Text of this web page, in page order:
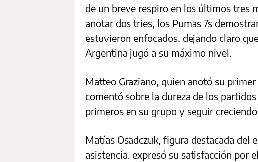
de un breve respiro en los últimos tres
anotar dos tries, los Pumas 7s
estuvieron enfocados, dejando claro
Argentina jugó a su máximo nivel.
Matteo Graziano, quien anotó su
comentó sobre la dureza de los
primeros en su grupo y seguir creciendo.
Matías Osadczuk, figura destacada del
asistencia, expresó su satisfacción por